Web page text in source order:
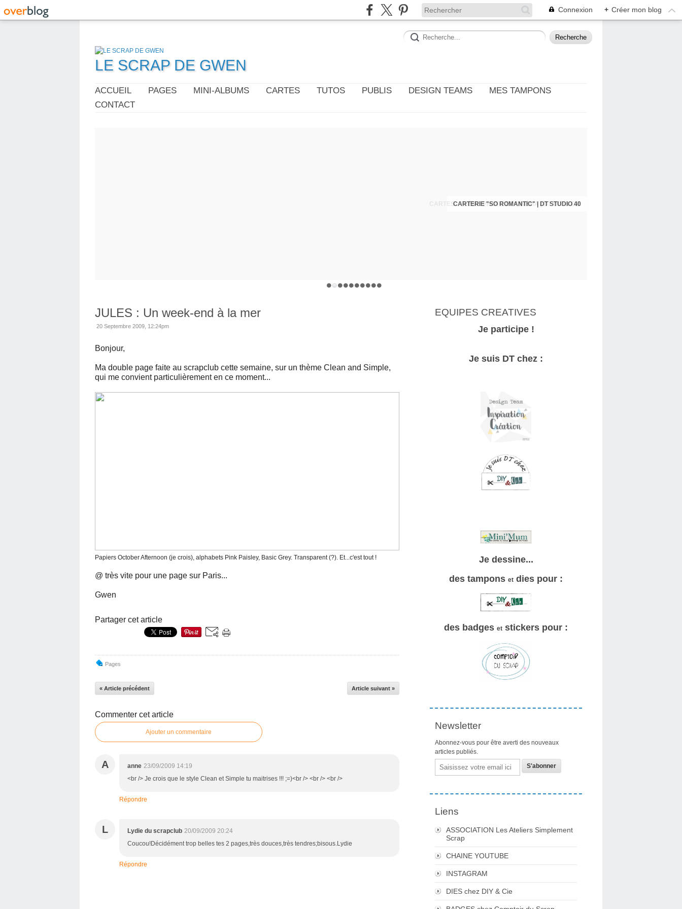
Connexion + Créer mon blog
LE SCRAP DE GWEN
ACCUEIL PAGES MINI-ALBUMS CARTES TUTOS PUBLIS DESIGN TEAMS
MES TAMPONS
CONTACT
CARTERIE "SO ROMANTIC" | DT STUDIO 40
CARTES : THÈME PHOTO ET CINÉMA | DT DIY & CIE
JULES : Un week-end à la mer
20 Septembre 2009, 12:24pm
Bonjour,
Ma double page faite au scrapclub cette semaine, sur un thème Clean and Simple,
qui me convient particulièrement en ce moment...
Papiers October Afternoon (je crois), alphabets Pink Paisley, Basic Grey. Transparent (?). Et...c'est tout !
@ très vite pour une page sur Paris...
Gwen
Partager cet article
Pages
« Article précédent Article suivant »
Commenter cet article
Ajouter un commentaire
A anne 23/09/2009 14:19
<br /> Je crois que le style Clean et Simple tu maitrises !!! ;=)<br /> <br /> <br />
Répondre
L Lydie du scrapclub 20/09/2009 20:24
Coucou!Décidément trop belles tes 2 pages,très douces,très tendres;bisous.Lydie
Répondre
EQUIPES CREATIVES
Je participe !
Je suis DT chez :
Je dessine...
des tampons et dies pour :
des badges et stickers pour :
Newsletter
Abonnez-vous pour être averti des nouveaux
articles publiés.
Email
Liens
ASSOCIATION Les Ateliers Simplement
Scrap
CHAINE YOUTUBE
INSTAGRAM
DIES chez DIY & Cie